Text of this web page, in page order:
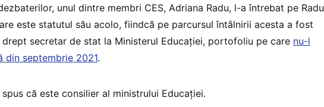
unul dintre membri CES, Adriana Radu, l-a întrebat pe Radu
este statutul său acolo, fiindcă pe parcursul întâlnirii acesta a fost
secretar de stat la Ministerul Educației, portofoliu pe care nu-l
din septembrie 2021.
spus că este consilier al ministrului Educației.